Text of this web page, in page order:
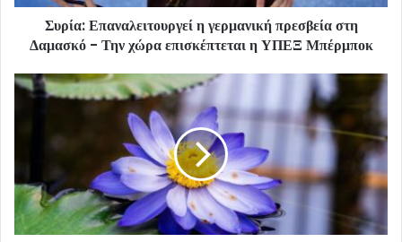
Συρία: Επαναλειτουργεί η γερμανική πρεσβεία στη
Δαμασκό - Την χώρα επισκέπτεται η ΥΠΕΞ Μπέρμποκ